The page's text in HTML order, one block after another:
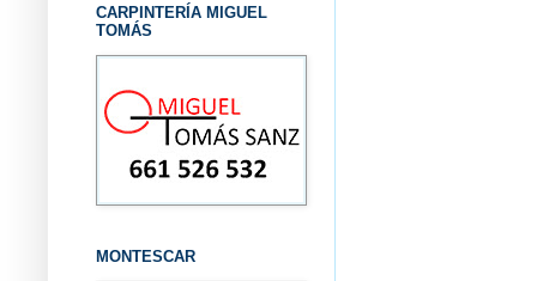
CARPINTERÍA MIGUEL
TOMÁS
MONTESCAR